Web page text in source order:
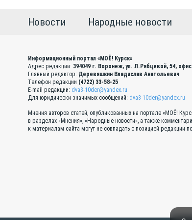
Новости Народные новости
Информационный портал «МОЁ! Курск»
Адрес редакции: 394049 г. Воронеж, ул. Л.Рябцевой, 54, офис
Главный редактор: Деревяшкин Владислав Анатольевич
Телефон редакции (4722) 33-58-25
E-mail редакции: dva3-10der@yandex.ru
Для юридически значимых сообщений: dva3-10der@yandex.ru
Мнения авторов статей, опубликованных на портале «МОЁ!
в разделах «Мнения», «Народные новости», а также
к материалам сайта могут не совпадать с позицией редакции